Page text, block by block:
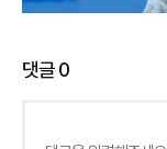
댓글0